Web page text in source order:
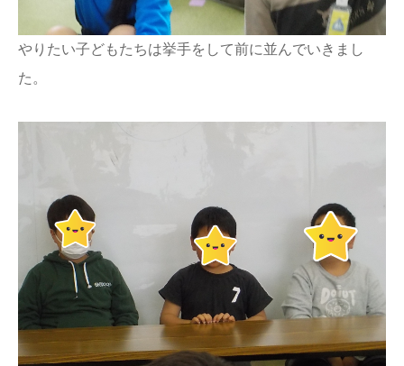
やりたい子どもたちは挙手をして前に並んでいきまし
た。